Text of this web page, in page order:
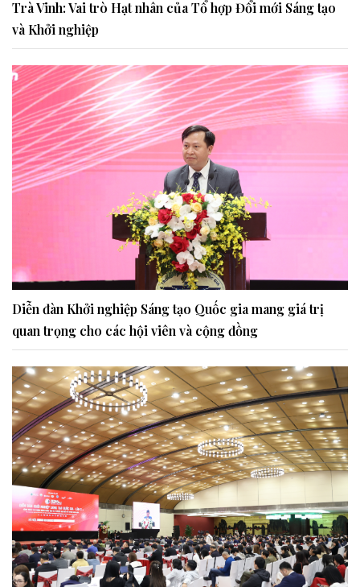
Trà Vinh: Vai trò Hạt nhân của Tổ hợp Đổi mới Sáng tạo
và Khởi nghiệp
Diễn đàn Khởi nghiệp Sáng tạo Quốc gia mang giá trị
quan trọng cho các hội viên và cộng đồng